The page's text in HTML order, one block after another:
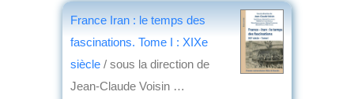
France Iran : le temps des
fascinations. Tome I : XIXe
siècle / sous la direction de
Jean-Claude Voisin …